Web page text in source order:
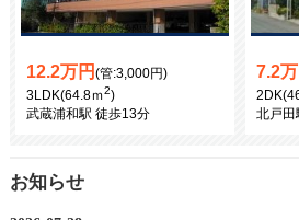
12.2万円 (管:3,000円)
3LDK(64.8ｍ2)
武蔵浦和駅 徒歩13分
7.2万
北戸田
お知らせ